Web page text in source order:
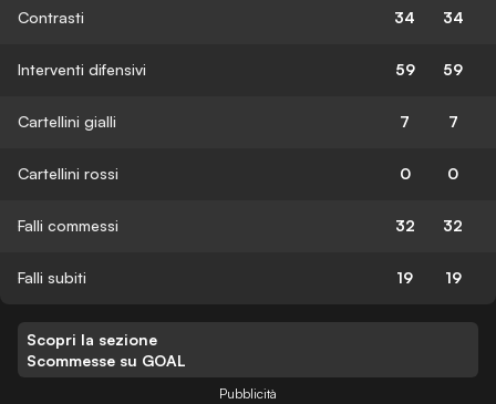
Contrasti 34 34
Interventi difensivi 59 59
Cartellini gialli 7 7
Cartellini rossi 0 0
Falli commessi 32 32
Falli subiti 19 19
Scopri la sezione
Scommesse su GOAL
Pubblicità